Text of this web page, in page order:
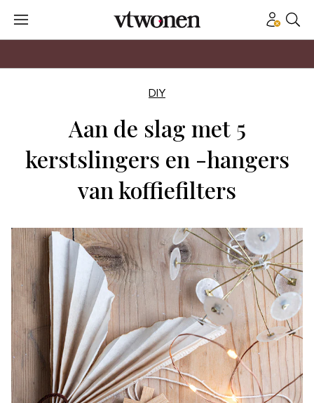
DIY
Aan de slag met 5
kerstslingers en -hangers
van koffiefilters